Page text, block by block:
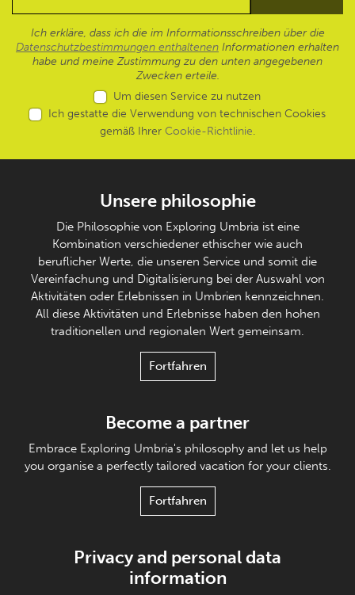
Ich erkläre, dass ich die im Informationsschreiben über die
Datenschutzbestimmungen enthaltenen Informationen erhalten
habe und meine Zustimmung zu den unten angegebenen
Zwecken erteile.
Um diesen Service zu nutzen
Ich gestatte die Verwendung von technischen Cookies
gemäß Ihrer Cookie-Richtlinie.
Unsere philosophie
Die Philosophie von Exploring Umbria ist eine
Kombination verschiedener ethischer wie auch
beruflicher Werte, die unseren Service und somit die
Vereinfachung und Digitalisierung bei der Auswahl von
Aktivitäten oder Erlebnissen in Umbrien kennzeichnen.
All diese Aktivitäten und Erlebnisse haben den hohen
traditionellen und regionalen Wert gemeinsam.
Fortfahren
Become a partner
Embrace Exploring Umbria's philosophy and let us help
you organise a perfectly tailored vacation for your clients.
Fortfahren
Privacy and personal data
information